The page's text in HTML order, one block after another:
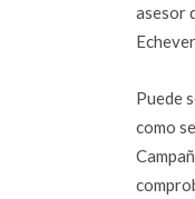
asesor
Puede
como